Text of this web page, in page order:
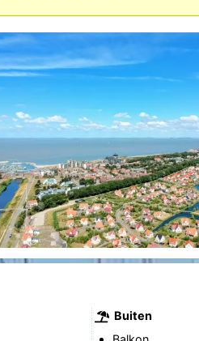
Buiten